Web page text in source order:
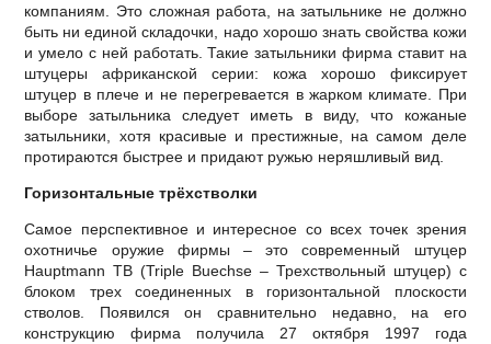
компаниям. Это сложная работа, на затыльнике не должно
быть ни единой складочки, надо хорошо знать свойства кожи
и умело с ней работать. Такие затыльники фирма ставит на
штуцеры африканской серии: кожа хорошо фиксирует
штуцер в плече и не перегревается в жарком климате. При
выборе затыльника следует иметь в виду, что кожаные
затыльники, хотя красивые и престижные, на самом деле
протираются быстрее и придают ружью неряшливый вид.
Горизонтальные трёхстволки
Самое перспективное и интересное со всех точек зрения
охотничье оружие фирмы – это современный штуцер
Hauptmann TB (Triple Buechse – Трехствольный штуцер) с
блоком трех соединенных в горизонтальной плоскости
стволов. Появился он сравнительно недавно, на его
конструкцию фирма получила 27 октября 1997 года